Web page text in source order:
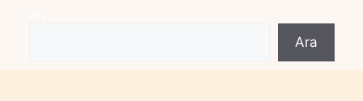
Ara